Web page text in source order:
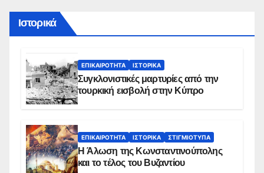
Ιστορικά
ΕΠΙΚΑΙΡΌΤΗΤΑ ΙΣΤΟΡΙΚΆ
Συγκλονιστικές μαρτυρίες από την
τουρκική εισβολή στην Κύπρο
ΕΠΙΚΑΙΡΌΤΗΤΑ ΙΣΤΟΡΙΚΆ ΣΤΙΓΜΙΌΤΥΠΑ
Η Άλωση της Κωνσταντινούπολης
και το τέλος του Βυζαντίου